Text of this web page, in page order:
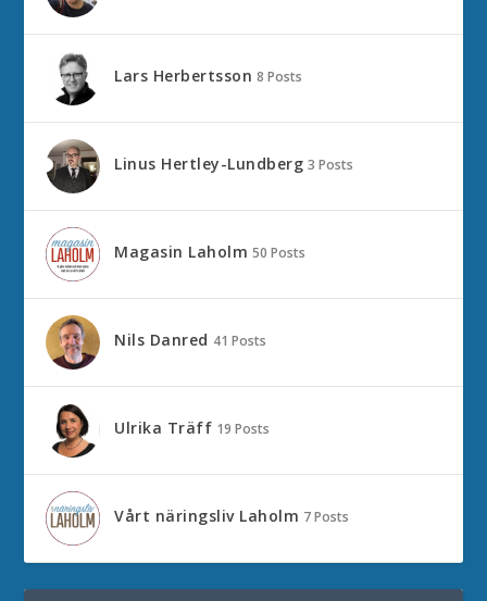
Lars Herbertsson 8 Posts
Linus Hertley-Lundberg 3 Posts
Magasin Laholm 50 Posts
Nils Danred 41 Posts
Ulrika Träff 19 Posts
Vårt näringsliv Laholm 7 Posts